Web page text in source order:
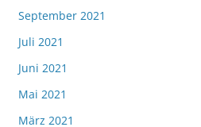
September 2021
Juli 2021
Juni 2021
Mai 2021
März 2021